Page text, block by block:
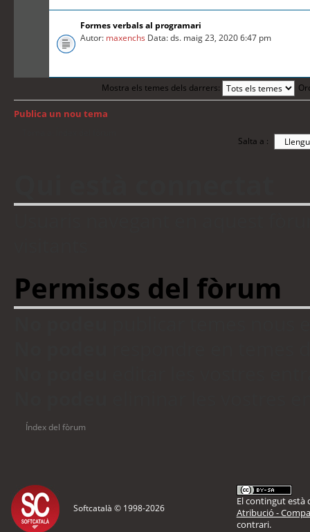
Formes verbals al programari
Autor: maxenchs Data: ds. maig 23, 2020 6:47 pm
Mostra els temes dels darrers:
Publica un nou tema
Salta a :
Permisos del fòrum
Índex del fòrum
Softcatalà © 1998-2026
El contingut està
Atribució -
contrari.